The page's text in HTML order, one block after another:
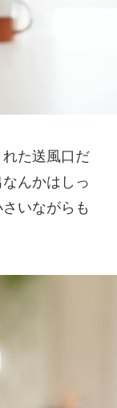
た送風口だ
んかはしっ
いながらも